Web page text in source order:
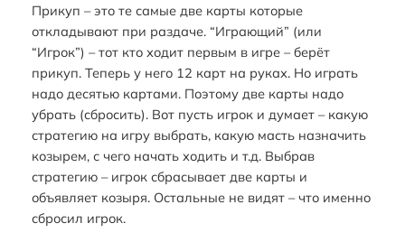
Прикуп – это те самые две карты которые
откладывают при раздаче. “Играющий” (или
“Игрок”) – тот кто ходит первым в игре – берёт
прикуп. Теперь у него 12 карт на руках. Но играть
надо десятью картами. Поэтому две карты надо
убрать (сбросить). Вот пусть игрок и думает – какую
стратегию на игру выбрать, какую масть назначить
козырем, с чего начать ходить и т.д. Выбрав
стратегию – игрок сбрасывает две карты и
объявляет козыря. Остальные не видят – что именно
сбросил игрок.